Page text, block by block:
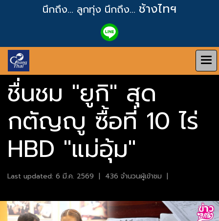
นึกถึง... ลูกทุ่ง นึกถึง... ช้างไทฯ
ชื่นชม "ยูกิ" สุด
กตัญญู ซื้อที่ 10 ไร่
HBD "แม่อุ้ม"
Last updated: 6 มี.ค. 2569 | 436 จำนวนผู้เข้าชม |